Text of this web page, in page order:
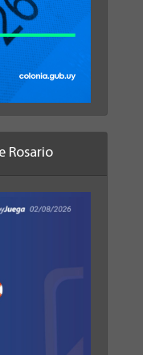
Rosario